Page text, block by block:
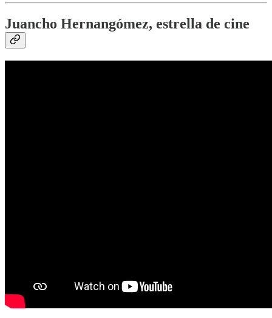
Juancho Hernangómez, estrella de cine